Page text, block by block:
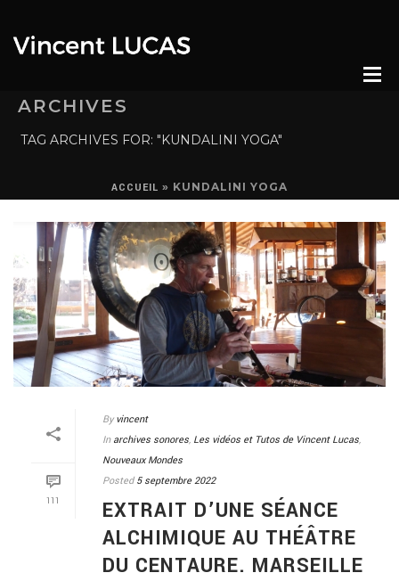
ARCHIVES
TAG ARCHIVES FOR: "KUNDALINI YOGA"
ACCUEIL » KUNDALINI YOGA
111
By vincent
In archives sonores, Les vidéos et Tutos de Vincent Lucas,
Nouveaux Mondes
Posted 5 septembre 2022
EXTRAIT D’UNE SÉANCE
ALCHIMIQUE AU THÉÂTRE
DU CENTAURE. MARSEILLE